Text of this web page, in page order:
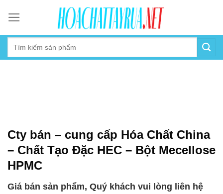
content
Cty bán – cung cấp Hóa Chất China
– Chất Tạo Đặc HEC – Bột Mecellose
HPMC
Giá bán sản phẩm, Quý khách vui lòng liên hệ